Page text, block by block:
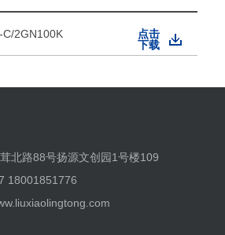
C/2GN100K
点击
下载
茸北路88号扬源文创园1号楼109
18001851776